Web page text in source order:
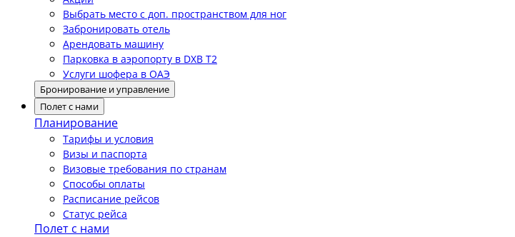
Выбрать место с доп. пространством для ног
Забронировать отель
Арендовать машину
Парковка в аэропорту в DXB T2
Услуги шофера в ОАЭ
Бронирование и управление
Полет с нами
Планирование
Тарифы и условия
Визы и паспорта
Визовые требования по странам
Способы оплаты
Расписание рейсов
Статус рейса
Полет с нами